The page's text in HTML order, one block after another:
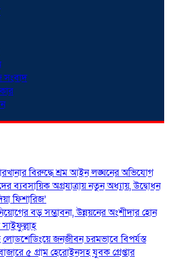
সংবাদ
বিরুদ্ধে শ্রম আইন লঙ্ঘনের অভিযোগ
ব্যবসায়িক অগ্রযাত্রায় নতুন অধ্যায়, উদ্বোধন
ফিশারিজ’
বড় সম্ভাবনা, উন্নয়নের অংশীদার হোন
জনজীবন চরমভাবে বিপর্যস্ত
৫ গ্রাম হেরোইনসহ যুবক গ্রেপ্তার